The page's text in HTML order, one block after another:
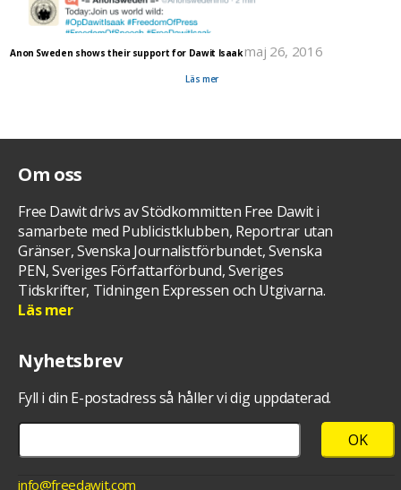
Anon Sweden shows their support for Dawit Isaak maj 26, 2016
storm to raise awareness of Dawit Isaak's case.Läs mer
Om oss
Free Dawit drivs av Stödkommitten Free Dawit i
samarbete med Publicistklubben, Reportrar utan
Gränser, Svenska Journalistförbundet, Svenska
PEN, Sveriges Författarförbund, Sveriges
Tidskrifter, Tidningen Expressen och Utgivarna.
Läs mer
Nyhetsbrev
Fyll i din E-postadress så håller vi dig uppdaterad.
info@freedawit.com